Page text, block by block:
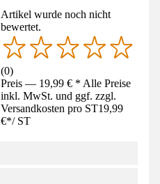
Artikel wurde noch nicht
bewertet.
(0)
Preis — 19,99 € * Alle Preise
inkl. MwSt. und ggf. zzgl.
Versandkosten pro ST19,99
€*/ ST